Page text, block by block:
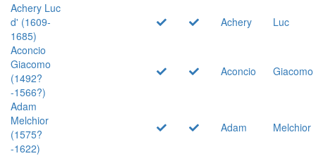
Achery Luc
d' (1609-
1685)
Achery
Luc
Aconcio
Giacomo
(1492?
-1566?)
Aconcio Giacomo
Adam
Melchior
(1575?
-1622)
Adam Melchior